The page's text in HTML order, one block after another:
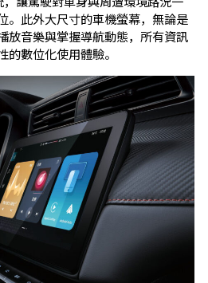
。此外大尺寸的車機螢幕，無論是
放音樂與掌握導航動態，所有資訊
數位化使用體驗。